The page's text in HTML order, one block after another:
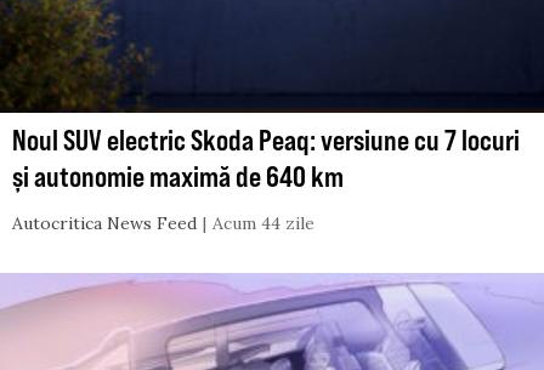
Noul SUV electric Skoda Peaq: versiune cu 7 locuri
și autonomie maximă de 640 km
Autocritica News Feed Acum 44 zile